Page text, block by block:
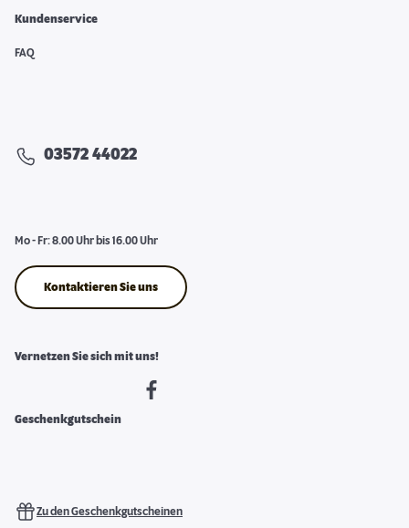
Kundenservice
FAQ
03572 44022
Mo - Fr: 8.00 Uhr bis 16.00 Uhr
Kontaktieren Sie uns
Vernetzen Sie sich mit uns!
Geschenkgutschein
Zu den Geschenkgutscheinen